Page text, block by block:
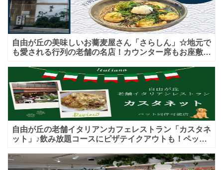
自由が丘の美味しいお蕎麦屋さん「さらしん」☆地元で
も愛される行列の老舗の名店！カウンター席もお座敷も
自由が丘の老舗イタリアンカフェレストラン「カスタネ
ット」♪飲み放題コースにピザテイクアウトも！ペット